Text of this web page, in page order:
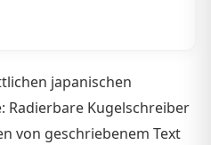
japanischen
Radierbare Kugelschreiber
von geschriebenem Text